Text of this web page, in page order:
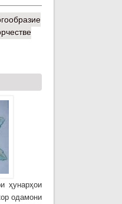
ҳунарҳои
одамони